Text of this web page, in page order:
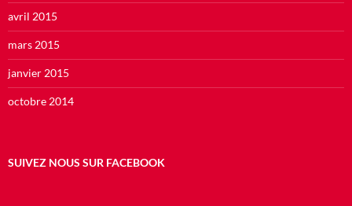
avril 2015
mars 2015
janvier 2015
octobre 2014
SUIVEZ NOUS SUR FACEBOOK